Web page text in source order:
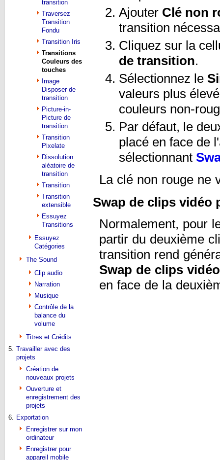
transition
Traversez
Transition
Fondu
Transition Iris
Transitions
Couleurs des
touches
Image
Disposer de
transition
Picture-in-
Picture de
transition
Transition
Pixelate
Dissolution
aléatoire de
transition
Transition
Transition
extensible
Essuyez
Transitions
Essuyez
Catégories
The Sound
Clip audio
Narration
Musique
Contrôle de la
balance du
volume
Titres et Crédits
5. Travailler avec des
projets
Création de
nouveaux projets
Ouverture et
enregistrement des
projets
6. Exportation
Enregistrer sur mon
ordinateur
Enregistrer pour
appareil mobile
Ajouter Clé non
transition
Cliquez sur la
de transition.
Sélectionnez le
valeurs plus
couleurs non-
Par défaut, le
placé en face de
sélectionnant
La clé non rouge ne
Swap de clips vidéo
Normalement, pour
partir du deuxième
transition rend
Swap de clips
en face de la